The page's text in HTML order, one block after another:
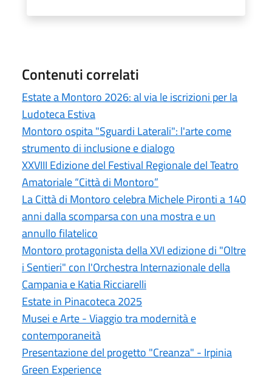
Contenuti correlati
Estate a Montoro 2026: al via le iscrizioni per la
Ludoteca Estiva
Montoro ospita "Sguardi Laterali": l'arte come
strumento di inclusione e dialogo
XXVIII Edizione del Festival Regionale del Teatro
Amatoriale “Città di Montoro”
La Città di Montoro celebra Michele Pironti a 140
anni dalla scomparsa con una mostra e un
annullo filatelico
Montoro protagonista della XVI edizione di "Oltre
i Sentieri" con l'Orchestra Internazionale della
Campania e Katia Ricciarelli
Estate in Pinacoteca 2025
Musei e Arte - Viaggio tra modernità e
contemporaneità
Presentazione del progetto "Creanza" - Irpinia
Green Experience